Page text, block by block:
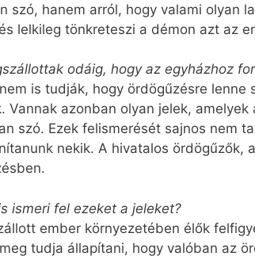
szó, hanem arról, hogy valami olyan
lelkileg tönkreteszi a démon azt az
odáig, hogy az egyházhoz
is tudják, hogy ördögűzésre
Vannak azonban olyan jelek,
szó. Ezek felismerését sajnos nem
nekik. A hivatalos
ismeri fel ezeket a jeleket?
ember környezetében élők
tudja állapítani, hogy valóban az